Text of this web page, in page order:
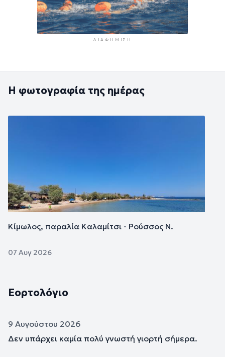
ΔΙΑΦΉΜΙΣΗ
Η φωτογραφία της ημέρας
Κίμωλος, παραλία Καλαμίτσι - Ρούσσος Ν.
07 Αυγ 2026
Εορτολόγιο
9 Αυγούστου 2026
Δεν υπάρχει καμία πολύ γνωστή γιορτή σήμερα.